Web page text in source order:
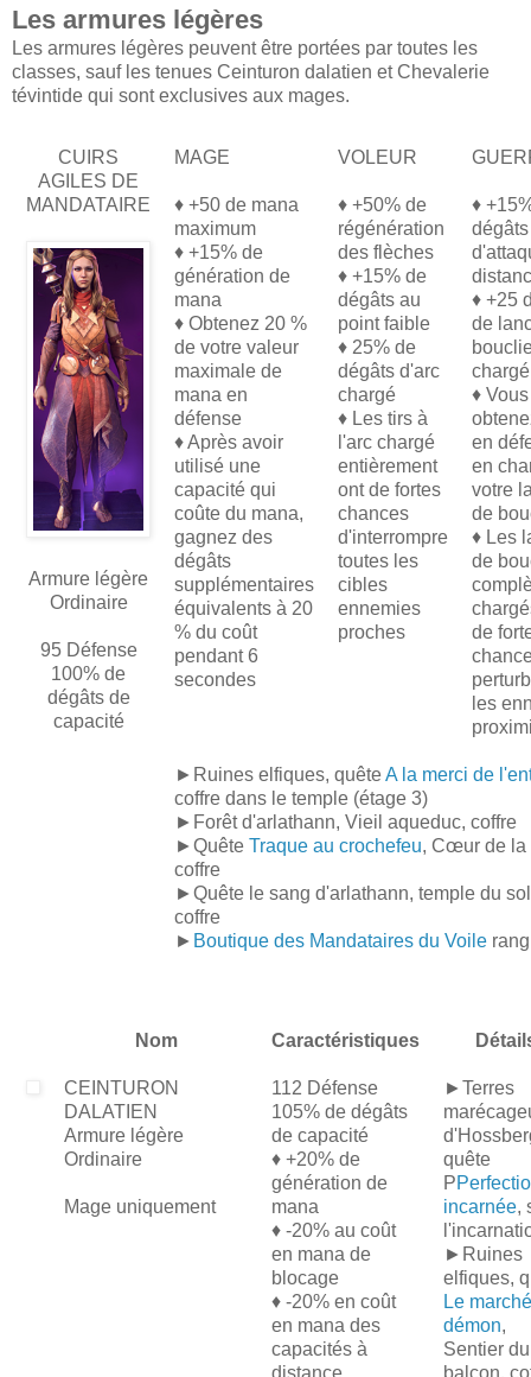
Les armures légères
Les armures légères peuvent être portées par toutes les
classes, sauf les tenues Ceinturon dalatien et Chevalerie
tévintide qui sont exclusives aux mages.
CUIRS
AGILES DE
MANDATAIRE
Armure légère
Ordinaire
95 Défense
100% de
dégâts de
capacité
MAGE
♦ +50 de mana
maximum
♦ +15% de
génération de
mana
♦ Obtenez 20 %
de votre valeur
maximale de
mana en
défense
♦ Après avoir
utilisé une
capacité qui
coûte du mana,
gagnez des
dégâts
supplémentaires
équivalents à 20
% du coût
pendant 6
secondes
VOLEUR
♦ +50% de
régénération
des flèches
♦ +15% de
dégâts au
point faible
♦ 25% de
dégâts d'arc
chargé
♦ Les tirs à
l'arc chargé
entièrement
ont de fortes
chances
d'interrompre
toutes les
cibles
ennemies
proches
♦
dégâts
♦ +25
de
chargé
♦ Vous
en
en
votre
de
♦ Les
de
de
les
►Ruines elfiques, quêteA la merci de
coffre dans le temple (étage 3)
►Forêt d'arlathann, Vieil aqueduc, coffre
►Quête Traque au crochefeu, Cœur de la
coffre
►Quête le sang d'arlathann, temple du
coffre
► Boutique des Mandataires du Voile
Nom Caractéristiques
CEINTURON
DALATIEN
Armure légère
Ordinaire
Mage uniquement
112 Défense
105% de dégâts
de capacité
♦ +20% de
génération de
mana
♦ -20% au coût
en mana de
blocage
♦ -20% en coût
en mana des
capacités à
distance
►Terres
quête
P
incarnée,
►Ruines
elfiques,
Le
démon,
Sentier du
balcon,